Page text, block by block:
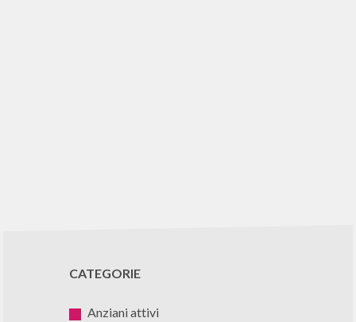
CATEGORIE
Anziani attivi